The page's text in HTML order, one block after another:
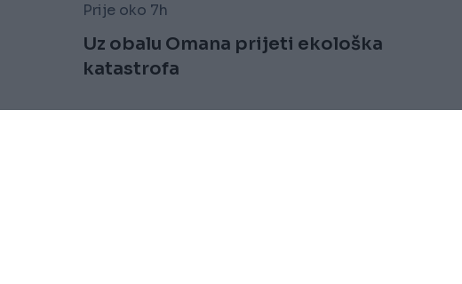
Prije oko 7h
Uz obalu Omana prijeti ekološka
katastrofa